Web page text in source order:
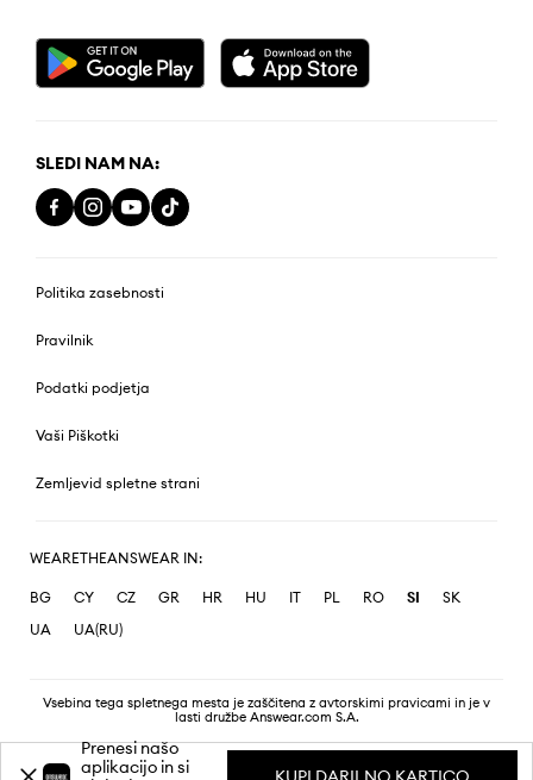
SLEDI NAM NA:
Politika zasebnosti
Pravilnik
Podatki podjetja
Vaši Piškotki
Zemljevid spletne strani
WEARETHEANSWEAR IN:
BG CY CZ GR HR HU IT PL RO SI
SK
UA
UA(RU)
Vsebina tega spletnega mesta je zaščitena z avtorskimi pravicami in je v
lasti družbe Answear.com S.A.
Prenesi našo
aplikacijo in si